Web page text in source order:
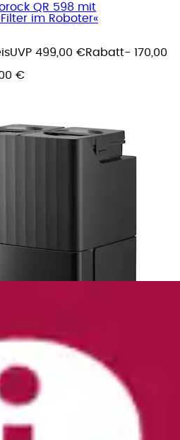
QR 598 mit
im Roboter«
UVP 499,00 €Rabatt- 170,00
€